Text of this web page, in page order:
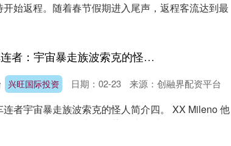
始返程。随着春节假期进入尾声，返程客流达到最
兴旺国际投资 激走战队车连者：宇宙暴走族波索克的怪人简介四
兴旺国际投资 日期：02-23 来源：创融界配资平台
者宇宙暴走族波索克的怪人简介四。 XX Mileno 他
军，他们有很多能力，披萨在接触时可能会爆炸，可